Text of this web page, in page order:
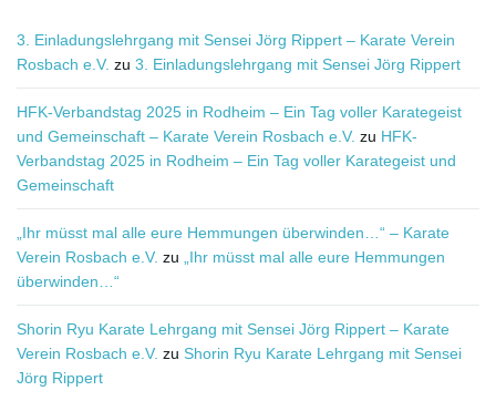
3. Einladungslehrgang mit Sensei Jörg Rippert – Karate Verein
Rosbach e.V. zu 3. Einladungslehrgang mit Sensei Jörg Rippert
HFK-Verbandstag 2025 in Rodheim – Ein Tag voller Karategeist
und Gemeinschaft – Karate Verein Rosbach e.V. zu HFK-
Verbandstag 2025 in Rodheim – Ein Tag voller Karategeist und
Gemeinschaft
„Ihr müsst mal alle eure Hemmungen überwinden…“ – Karate
Verein Rosbach e.V. zu
„Ihr müsst mal alle eure Hemmungen
überwinden…“
Shorin Ryu Karate Lehrgang mit Sensei Jörg Rippert – Karate
Verein Rosbach e.V. zu Shorin Ryu Karate Lehrgang mit Sensei
Jörg Rippert